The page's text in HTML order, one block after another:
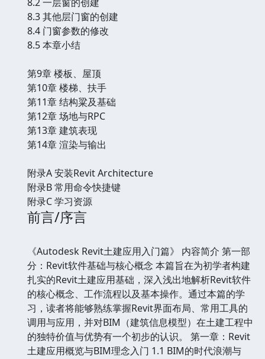
8.3 其他层门窗的创建
8.4 门窗参数的修改
8.5 本章小结
第9章 楼板、屋顶
第10章 楼梯、扶手
第11章 结构粱及基础
第12章 场地与RPC
第13章 建筑表现
第14章 渲染与输出
附录A 安装Revit Architecture
附录B 常用命令快捷键
附录C 学习资源
前言/序言
《Autodesk Revit土建应用入门篇》 内容简介 第一部
分：Revit软件基础与核心概念 本篇旨在为初学者构建
扎实的Revit土建应用基础，深入浅出地解析Revit软件
的核心概念、工作流程以及基本操作。通过本篇的学
习，读者将能够熟练掌握Revit界面布局、常用工具的
调用与应用，并对BIM（建筑信息模型）在土建工程中
的独特价值与优势有一个初步的认识。 第一章：Revit
土建应用概览与BIM理念入门 1.1 BIM的时代浪潮与